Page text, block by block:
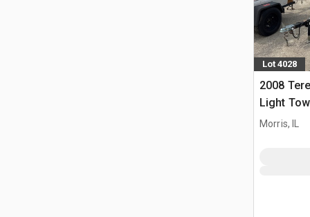
Lot 4028
2008
Light
Morris, IL